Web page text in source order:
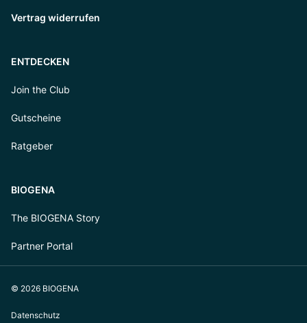
Vertrag widerrufen
ENTDECKEN
Join the Club
Gutscheine
Ratgeber
BIOGENA
The BIOGENA Story
Partner Portal
© 2026 BIOGENA
Datenschutz